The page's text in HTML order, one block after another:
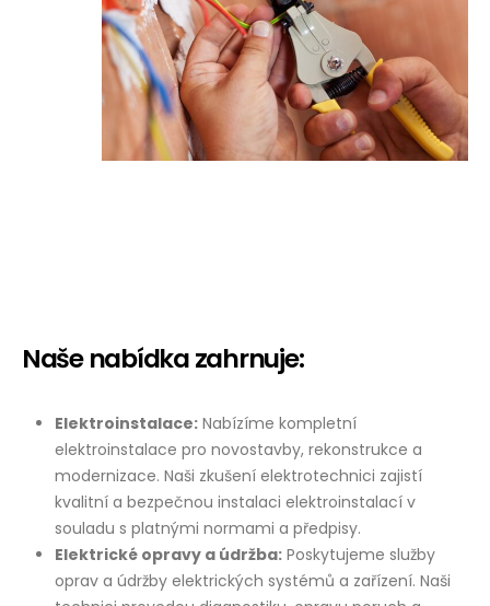
Naše nabídka zahrnuje:
Elektroinstalace:Nabízíme kompletní
elektroinstalace pro novostavby, rekonstrukce a
modernizace. Naši zkušení elektrotechnici zajistí
kvalitní a bezpečnou instalaci elektroinstalací v
souladu s platnými normami a předpisy.
Elektrické opravy a údržba:Poskytujeme služby
oprav a údržby elektrických systémů a zařízení. Naši